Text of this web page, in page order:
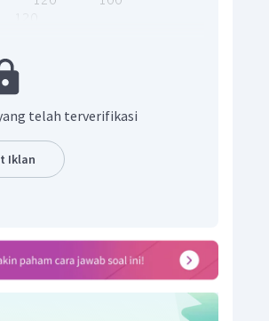
dari
telah terverifikasi
Iklan